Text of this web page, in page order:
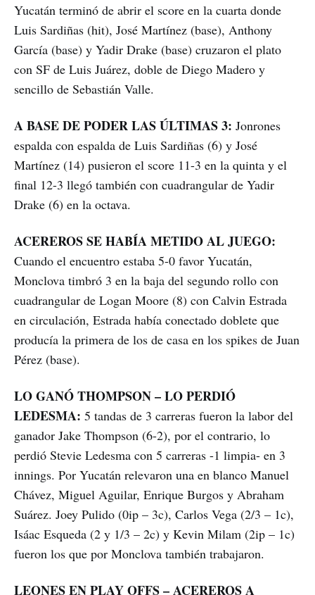
Yucatán terminó de abrir el score en la cuarta donde
Luis Sardiñas (hit), José Martínez (base), Anthony
García (base) y Yadir Drake (base) cruzaron el plato
con SF de Luis Juárez, doble de Diego Madero y
sencillo de Sebastián Valle.
A BASE DE PODER LAS ÚLTIMAS 3: Jonrones
espalda con espalda de Luis Sardiñas (6) y José
Martínez (14) pusieron el score 11-3 en la quinta y el
final 12-3 llegó también con cuadrangular de Yadir
Drake (6) en la octava.
ACEREROS SE HABÍA METIDO AL JUEGO:
Cuando el encuentro estaba 5-0 favor Yucatán,
Monclova timbró 3 en la baja del segundo rollo con
cuadrangular de Logan Moore (8) con Calvin Estrada
en circulación, Estrada había conectado doblete que
producía la primera de los de casa en los spikes de Juan
Pérez (base).
LO GANÓ THOMPSON – LO PERDIÓ
LEDESMA: 5 tandas de 3 carreras fueron la labor del
ganador Jake Thompson (6-2), por el contrario, lo
perdió Stevie Ledesma con 5 carreras -1 limpia- en 3
innings. Por Yucatán relevaron una en blanco Manuel
Chávez, Miguel Aguilar, Enrique Burgos y Abraham
Suárez. Joey Pulido (0ip – 3c), Carlos Vega (2/3 – 1c),
Isáac Esqueda (2 y 1/3 – 2c) y Kevin Milam (2ip – 1c)
fueron los que por Monclova también trabajaron.
LEONES EN PLAY OFFS – ACEREROS A